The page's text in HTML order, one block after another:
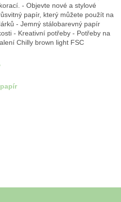
- Objevte nové a stylové
papír, který můžete použít na
- Jemný stálobarevný papír
- Kreativní potřeby - Potřeby na
Chilly brown light FSC